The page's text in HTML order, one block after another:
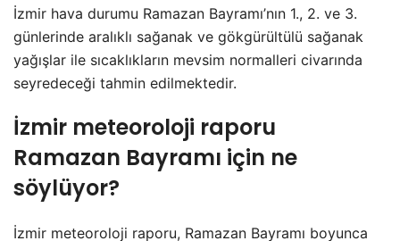
İzmir hava durumu Ramazan Bayramı’nın 1., 2. ve 3.
günlerinde aralıklı sağanak ve gökgürültülü sağanak
yağışlar ile sıcaklıkların mevsim normalleri civarında
seyredeceği tahmin edilmektedir.
İzmir meteoroloji raporu
Ramazan Bayramı için ne
söylüyor?
İzmir meteoroloji raporu, Ramazan Bayramı boyunca